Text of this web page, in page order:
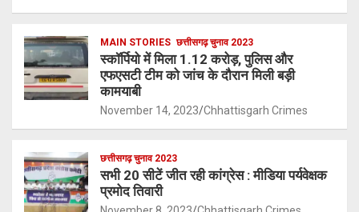
MAIN STORIES छत्तीसगढ़ चुनाव 2023
स्कॉर्पियो में मिला 1.12 करोड़, पुलिस और
एफएसटी टीम को जांच के दौरान मिली बड़ी
कामयाबी
November 14, 2023 Chhattisgarh Crimes
छत्तीसगढ़ चुनाव 2023
सभी 20 सीटें जीत रही कांग्रेस : मीडिया पर्यवेक्षक
प्रमोद तिवारी